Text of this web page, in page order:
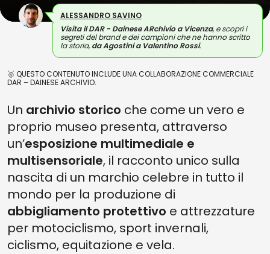
ALESSANDRO SAVINO
Visita il DAR - Dainese ARchivio a Vicenza, e scopri i
segreti del brand e dei campioni che ne hanno scritto
la storia,da Agostini a Valentino Rossi.
🥇 QUESTO CONTENUTO INCLUDE UNA COLLABORAZIONE COMMERCIALE
DAR – DAINESE ARCHIVIO.
Un archivio storico che come un vero e
proprio museo presenta, attraverso
un’esposizione multimediale e
multisensoriale, il racconto unico sulla
nascita di un marchio celebre in tutto il
mondo per la produzione di
abbigliamento protettivo e attrezzature
per motociclismo, sport invernali,
ciclismo, equitazione e vela.